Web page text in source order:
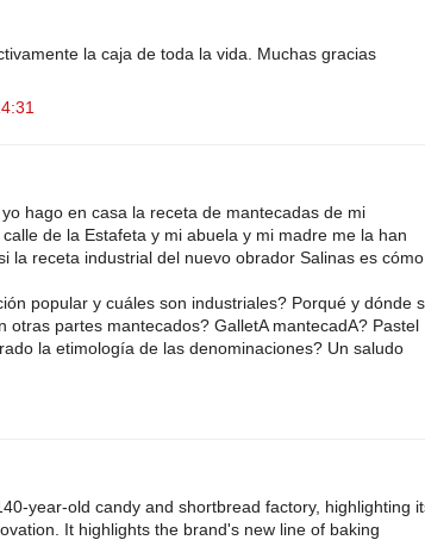
la caja de toda la vida. Muchas gracias
hago en casa la receta de mantecadas de mi
de la Estafeta y mi abuela y mi madre me la han
la receta industrial del nuevo obrador Salinas es
popular y cuáles son industriales? Porqué y dónde
otras partes mantecados? GalletA mantecadA? Pastel
la etimología de las denominaciones? Un saludo
year-old candy and shortbread factory, highlighting
It highlights the brand's new line of baking